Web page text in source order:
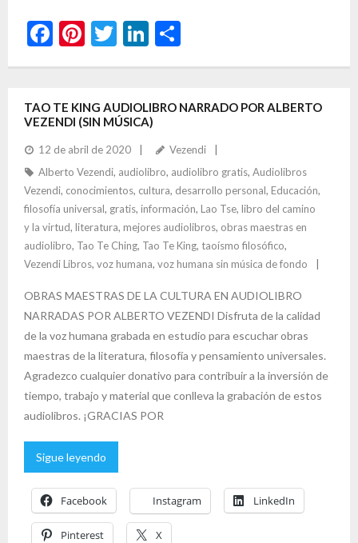
F
ac
b
o
o
k
Pi
nt
es
t
T
w
er
Li
n
dI
n
o
p
ti
r
TAO TE KING AUDIOLIBRO NARRADO POR ALBERTO
VEZENDI (SIN MÚSICA)
12 de abril de 2020
Vezendi
Alberto Vezendi, audiolibro, audiolibro gratis, Audiolibros
Vezendi, conocimientos, cultura, desarrollo personal, Educación,
filosofía universal, gratis, información, Lao Tse, libro del camino
y la virtud, literatura, mejores audiolibros, obras maestras en
audiolibro, Tao Te Ching, Tao Te King, taoísmo filosófico,
Vezendi Libros, voz humana, voz humana sin música de fondo
OBRAS MAESTRAS DE LA CULTURA EN AUDIOLIBRO
NARRADAS POR ALBERTO VEZENDI Disfruta de la calidad
de la voz humana grabada en estudio para escuchar obras
maestras de la literatura, filosofía y pensamiento universales.
Agradezco cualquier donativo para contribuir a la inversión de
tiempo, trabajo y material que conlleva la grabación de estos
audiolibros. ¡GRACIAS POR
Sigue leyendo
Facebook Instagram LinkedIn
Pinterest X